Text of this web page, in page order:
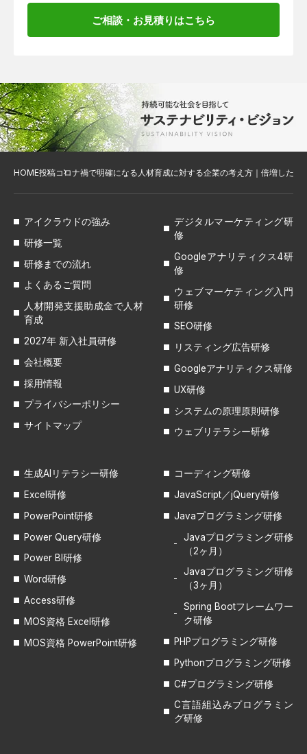
ご相談・お見積りはこちら
HOME投稿コロナ禍で明確になる人材育成に対する企業の考え方｜倍増した
アイクラウドの強み
研修一覧
研修までの流れ
よくあるご質問
人材開発支援助成金で人材
育成
2027年 新入社員研修
会社概要
採用情報
プライバシーポリシー
サイトマップ
デジタルマーケティング研
修
Googleアナリティクス4研
修
ウェブマーケティング入門
研修
SEO研修
リスティング広告研修
Googleアナリティクス研修
UX研修
システムの原理原則研修
ウェブリテラシー研修
生成AIリテラシー研修
Excel研修
PowerPoint研修
Power Query研修
Power BI研修
Word研修
Access研修
MOS資格 Excel研修
MOS資格 PowerPoint研修
コーディング研修
JavaScript／jQuery研修
Javaプログラミング研修
Javaプログラミング研修
（2ヶ月）
Javaプログラミング研修
（3ヶ月）
Spring Bootフレームワー
ク研修
PHPプログラミング研修
Pythonプログラミング研修
C#プログラミング研修
C言語組込みプログラミン
グ研修